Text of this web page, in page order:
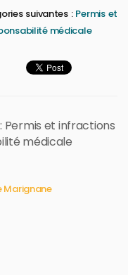
suivantes : Permis et
médicale
Permis et infractions
médicale
Marignane